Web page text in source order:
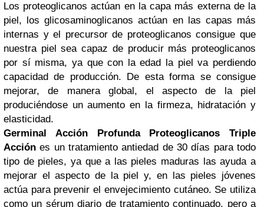
Los proteoglicanos actúan en la capa más externa de la
piel, los glicosaminoglicanos actúan en las capas más
internas y el precursor de proteoglicanos consigue que
nuestra piel sea capaz de producir más proteoglicanos
por sí misma, ya que con la edad la piel va perdiendo
capacidad de producción. De esta forma se consigue
mejorar, de manera global, el aspecto de la piel
produciéndose un aumento en la firmeza, hidratación y
elasticidad.
Germinal Acción Profunda Proteoglicanos Triple
Acción es un tratamiento antiedad de 30 días para todo
tipo de pieles, ya que a las pieles maduras las ayuda a
mejorar el aspecto de la piel y, en las pieles jóvenes
actúa para prevenir el envejecimiento cutáneo. Se utiliza
como un sérum diario de tratamiento continuado, pero a